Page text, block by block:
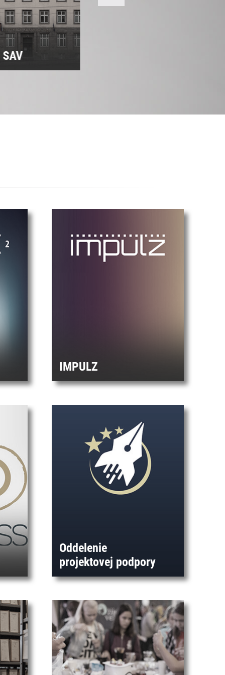
SAV
IMPULZ
Oddelenie
projektovej podpory